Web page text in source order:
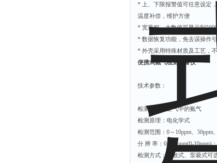
* 上、下限报警值可任意设定
温度补偿，维护方便
* 宽量程，大数值可显示到
* 数据恢复功能，免去误操作
* 外壳采用特殊材质及工艺，
便携式氨气检测报警仪
技术参数：
检测气体：空气中的氨气
检测原理：电化学式
检测范围：0～10ppm、50ppm
分 辨 率：0.001ppm(0-10ppm)
检测方式：扩散式、泵吸式可